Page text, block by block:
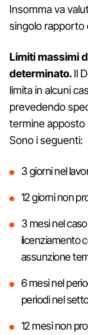
Insomma va
singolo rapporto
Limiti massimi
determinato.Il
limita in alcuni
prevedendo
termine
Sono i seguenti:
3 giorni nel
12 giorni non
3 mesi nel
licenziamento
assunzione
6 mesi nel
periodi nel
12 mesi non